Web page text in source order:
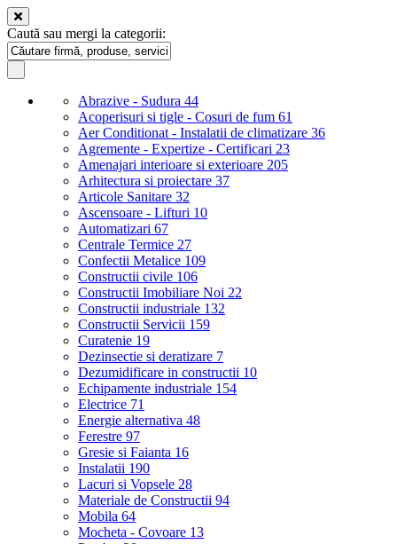
Caută sau mergi la categorii:
Abrazive - Sudura 44
Acoperisuri si tigle - Cosuri de fum 61
Aer Conditionat - Instalatii de climatizare 36
Agremente - Expertize - Certificari 23
Amenajari interioare si exterioare 205
Arhitectura si proiectare 37
Articole Sanitare 32
Ascensoare - Lifturi 10
Automatizari 67
Centrale Termice 27
Confectii Metalice 109
Constructii civile 106
Constructii Imobiliare Noi 22
Constructii industriale 132
Constructii Servicii 159
Curatenie 19
Dezinsectie si deratizare 7
Dezumidificare in constructii 10
Echipamente industriale 154
Electrice 71
Energie alternativa 48
Ferestre 97
Gresie si Faianta 16
Instalatii 190
Lacuri si Vopsele 28
Materiale de Constructii 94
Mobila 64
Mocheta - Covoare 13